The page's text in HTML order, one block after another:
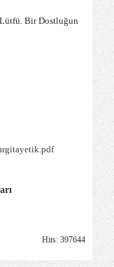
Bir Dostluğun
Hits: 397644